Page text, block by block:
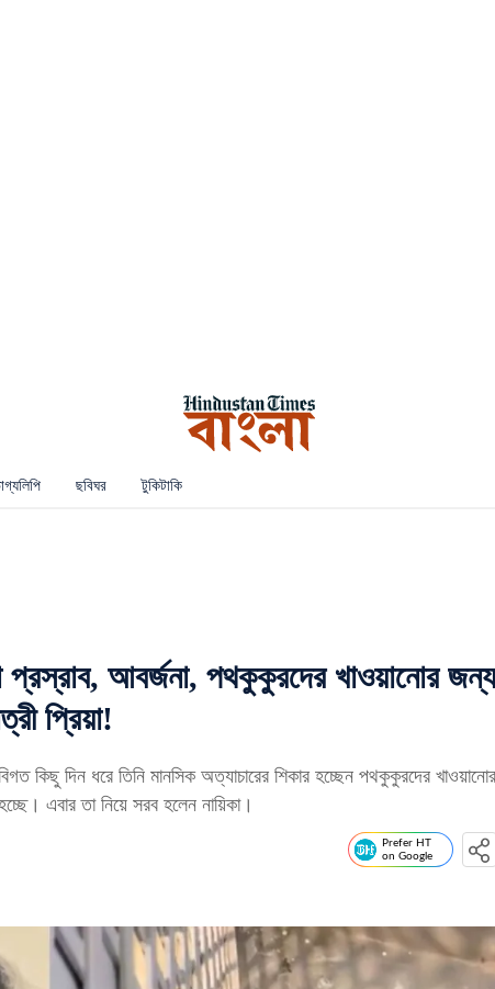
ছবিঘর টুকিটাকি
প্রস্রাব, আবর্জনা, পথকুকুরদের খাওয়ানোর জন্য
প্রিয়া!
কিছু দিন ধরে তিনি মানসিক অত্যাচারের শিকার হচ্ছেন পথকুকুরদের খাওয়ানোর
এবার তা নিয়ে সরব হলেন নায়িকা।
Prefer HT
on Google